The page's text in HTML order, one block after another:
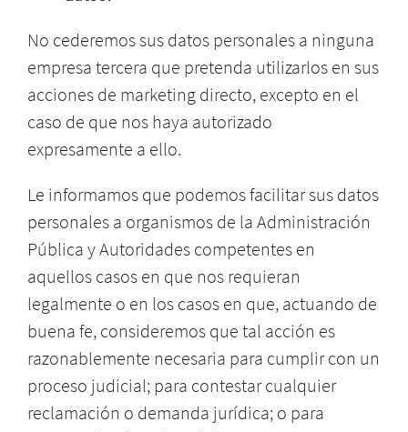
No cederemos sus datos personales a ninguna
empresa tercera que pretenda utilizarlos en sus
acciones de marketing directo, excepto en el
caso de que nos haya autorizado
expresamente a ello.
Le informamos que podemos facilitar sus datos
personales a organismos de la Administración
Pública y Autoridades competentes en
aquellos casos en que nos requieran
legalmente o en los casos en que, actuando de
buena fe, consideremos que tal acción es
razonablemente necesaria para cumplir con un
proceso judicial; para contestar cualquier
reclamación o demanda jurídica; o para